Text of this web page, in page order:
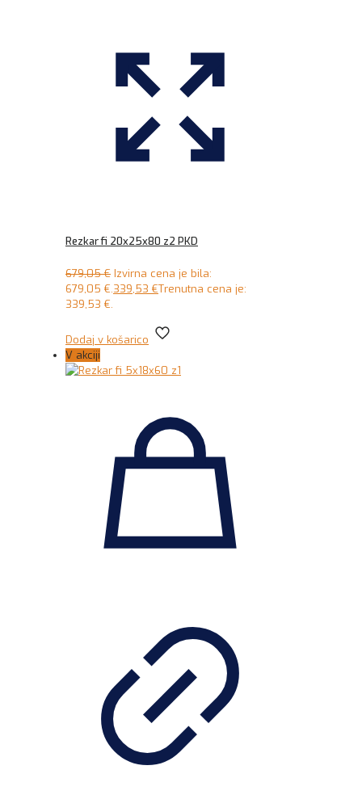
Rezkar fi 20x25x80 z2 PKD
679,05€ Izvirna cena je bila:
679,05 €.339,53 €Trenutna cena je:
339,53 €.
Dodaj v košarico
V akciji